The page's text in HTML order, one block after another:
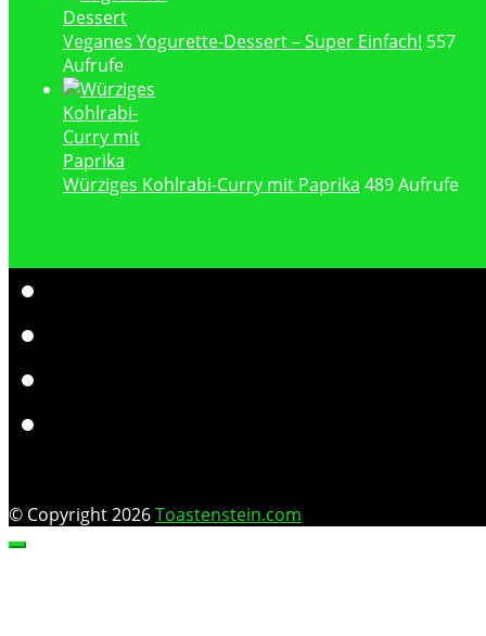
Veganes Yogurette-Dessert – Super Einfach! 557
Aufrufe
Würziges Kohlrabi-Curry mit Paprika 489 Aufrufe
© Copyright 2026Toastenstein.com